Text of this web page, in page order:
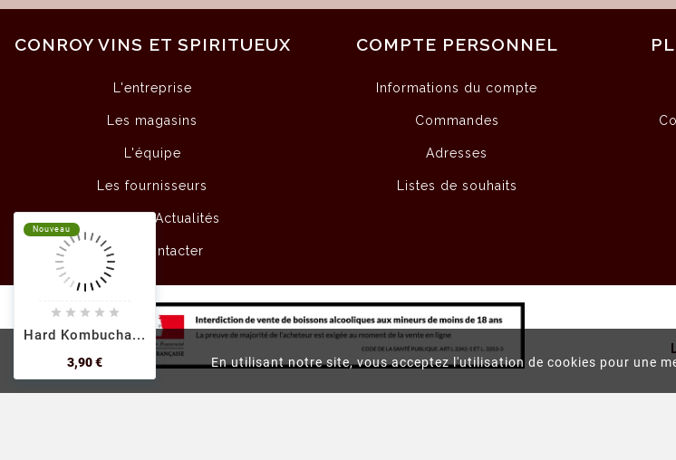
En utilisant notre site, vous acceptez l'utilisation de cookies pour une
Nouveau
    
Hard Kombucha...
3,90 €Prix
Nouveau
    
Hard Kombucha...
3,90 €Prix
Nouveau
    
Hard Kombucha...
3,90 €Prix
Nouveau
    
Hard Kombucha...
3,90 €Prix
Nouveau
    
Hard Kombucha...
3,90 €Prix
CONROY VINS ET SPIRITUEUX
L'entreprise
Les magasins
L'équipe
Les fournisseurs
Articles & Actualités
Nous contacter
COMPTE PERSONNEL
Informations du compte
Commandes
Adresses
Listes de souhaits